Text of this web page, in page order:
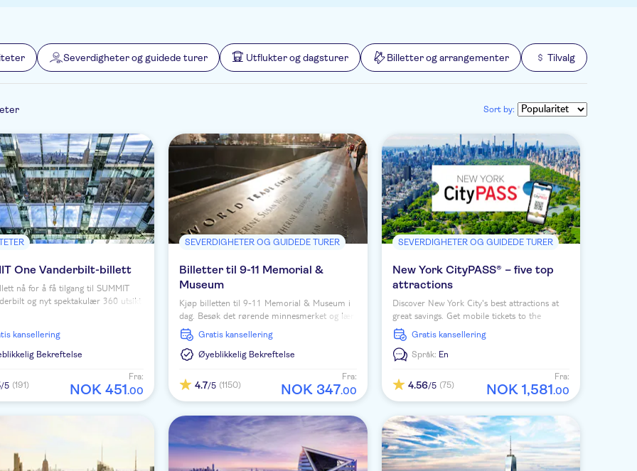
Severdigheter og guidede turer Utflukter og dagsturer Billetter og arrangementer Tilvalg
Sort by:
One Vanderbilt-billett
nå for å få tilgang til SUMMIT
og nyt spektakulær 360 utsikt
kansellering
Bekreftelse
/5 (191)
Fra:
NOK 451.00
SEVERDIGHETER OG GUIDEDE TURER
Billetter til 9-11 Memorial &
Museum
Kjøp billetten til 9-11 Memorial & Museum i
dag. Besøk det rørende minnesmerket og lær
om hendelsene på den skjebnesvangre dagen.
Gratis kansellering
Øyeblikkelig Bekreftelse
4.7/5 (1150)
Fra:
NOK 347.00
SEVERDIGHETER OG GUIDEDE TURER
New York CityPASS® – five top
attractions
Discover New York City's best attractions at
great savings. Get mobile tickets to the
Empire State Building, 9/11 Museum, Intrepid
Museum and more.
Gratis kansellering
Språk: En
4.56/5 (75)
Fra:
NOK 1,581.00